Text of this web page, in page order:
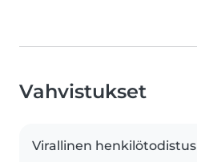
Vahvistukset
Virallinen henkilötodistus